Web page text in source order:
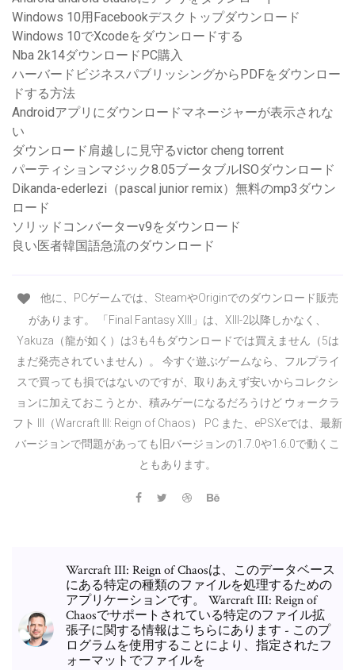
Windows 10用Facebookデスクトップダウンロード
Windows 10でXcodeをダウンロードする
Nba 2k14ダウンロードPC購入
ハーバードビジネスパブリッシングからPDFをダウンロー
ドする方法
Androidアプリにダウンロードマネージャーが表示されな
い
ダウンロード肩越しに見守るvictor cheng torrent
パーティションマジック8.05ブータブルISOダウンロード
Dikanda-ederlezi（pascal junior remix）無料のmp3ダウン
ロード
ソリッドコンバーターv9をダウンロード
良い医者韓国語急流のダウンロード
他に、PCゲームでは、SteamやOriginでのダウンロード販売
があります。 「Final Fantasy XIII」は、XIII-2以降しかなく、
Yakuza（龍が如く）は3も4もダウンロードでは買えません（5は
まだ発売されていません）。 今すぐ遊ぶゲームなら、フルプライ
スで買っても損ではないのですが、取りあえず安いからコレクシ
ョンに加えておこうとか、積みゲーになるだろうけど ウォークラ
フト III（Warcraft III: Reign of Chaos） PC また、ePSXeでは、最新
バージョンで問題があっても旧バージョンの1.7.0や1.6.0で動くこ
ともあります。
Warcraft III: Reign of Chaosは、このデータベース
にある特定の種類のファイルを処理するための
アプリケーションです。 Warcraft III: Reign of
Chaosでサポートされている特定のファイル拡
張子に関する情報はこちらにあります - このプ
ログラムを使用することにより、指定されたフ
ォーマットでファイルを